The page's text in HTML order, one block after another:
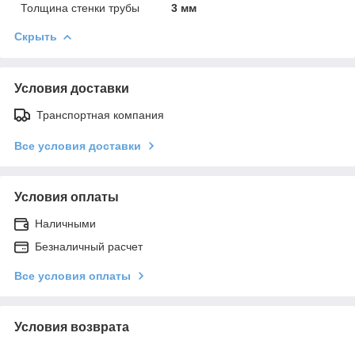
Толщина стенки трубы
3 мм
Скрыть
Условия доставки
Транспортная компания
Все условия доставки
Условия оплаты
Наличными
Безналичный расчет
Все условия оплаты
Условия возврата